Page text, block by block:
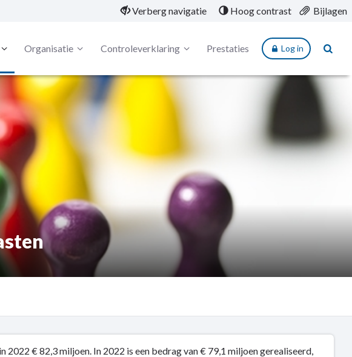
Verberg navigatie Hoog contrast Bijlagen
Organisatie Controleverklaring Prestaties Log in
€ 82,3 miljoen. In 2022 is een bedrag van € 79,1 miljoen gerealiseerd,